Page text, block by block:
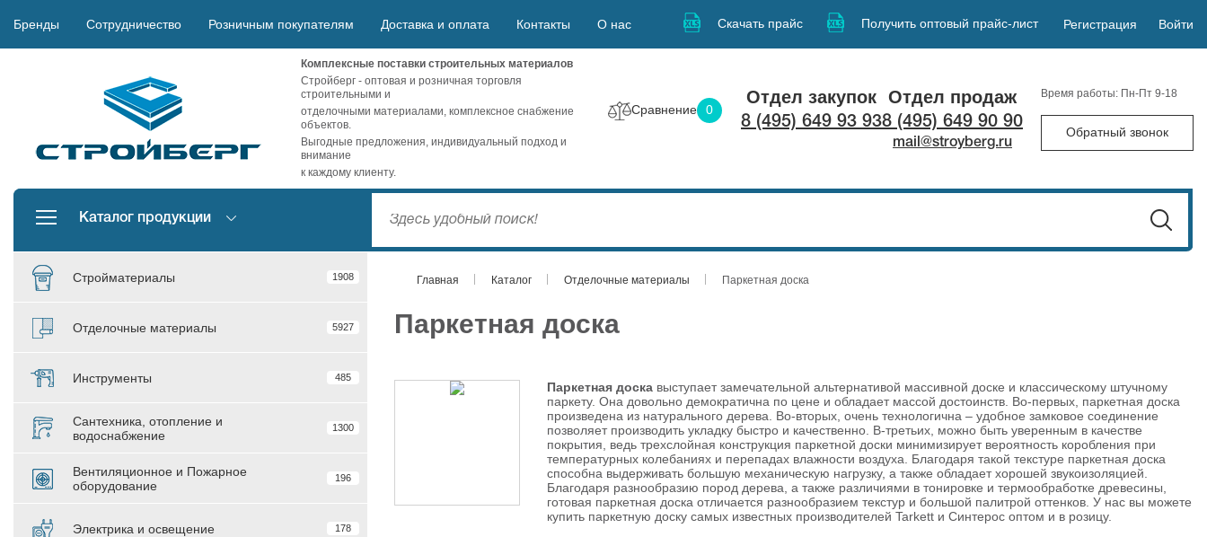
Бренды Сотрудничество Розничным покупателям Доставка и оплата Контакты О нас Скачать прайс Получить оптовый прайс-лист Регистрация Войти
Комплексные поставки строительных материалов
Стройберг - оптовая и розничная торговля
строительными и
отделочными материалами, комплексное снабжение
объектов.
Выгодные предложения, индивидуальный подход и
внимание
к каждому клиенту.
Сравнение 0
Отдел закупок
8 (495) 649 93 93
Отдел продаж
8 (495) 649 90 90
mail@stroyberg.ru
Время работы: Пн-Пт 9-18
Обратный звонок
Каталог продукции
Стройматериалы 1908
Отделочные материалы 5927
Инструменты 485
Сантехника, отопление и
водоснабжение
1300
Вентиляционное и Пожарное
оборудование
196
Электрика и освещение 178
Главная Каталог Отделочные материалы Паркетная доска
Паркетная доска
Паркетная доска выступает замечательной альтернативой массивной доске и классическому штучному
паркету. Она довольно демократична по цене и обладает массой достоинств. Во-первых, паркетная доска
произведена из натурального дерева. Во-вторых, очень технологична – удобное замковое соединение
позволяет производить укладку быстро и качественно. В-третьих, можно быть уверенным в качестве
покрытия, ведь трехслойная конструкция паркетной доски минимизирует вероятность коробления при
температурных колебаниях и перепадах влажности воздуха. Благодаря такой текстуре паркетная доска
способна выдерживать большую механическую нагрузку, а также обладает хорошей звукоизоляцией.
Благодаря разнообразию пород дерева, а также различиями в тонировке и термообработке древесины,
готовая паркетная доска отличается разнообразием текстур и большой палитрой оттенков. У нас вы можете
купить паркетную доску самых известных производителей Tarkett и Синтерос оптом и в розицу.